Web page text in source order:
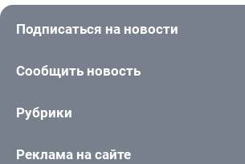
Подписаться на новости
Сообщить новость
Рубрики
Реклама на сайте